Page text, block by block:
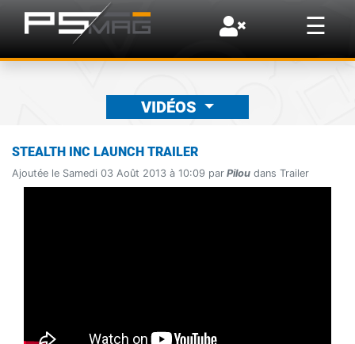
☰
×
VIDÉOS
STEALTH INC LAUNCH TRAILER
Ajoutée le Samedi 03 Août 2013 à 10:09 par Pilou dans Trailer